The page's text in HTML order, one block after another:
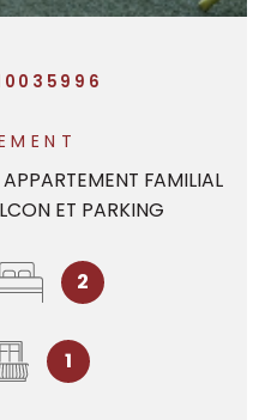
FAMILIAL
ET PARKING
2
1